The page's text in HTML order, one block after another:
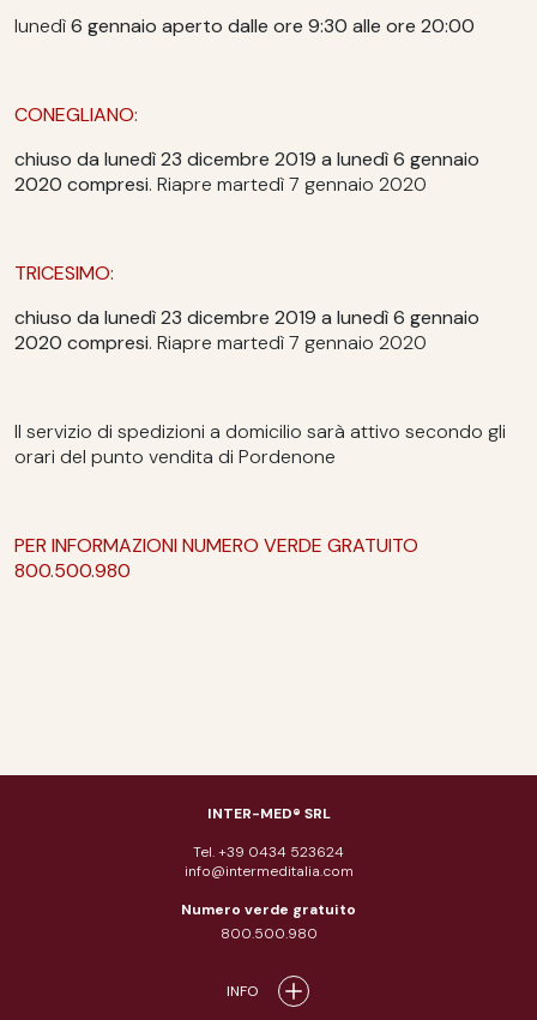
lunedì6 gennaio aperto dalle ore 9:30 alle ore 20:00
CONEGLIANO:
chiuso da lunedì 23 dicembre 2019 a lunedì 6 gennaio
2020 compresi. Riapre martedì 7 gennaio 2020
TRICESIMO:
chiuso da lunedì 23 dicembre 2019 a lunedì 6 gennaio
2020 compresi. Riapre martedì 7 gennaio 2020
Il servizio di spedizioni a domicilio sarà attivo secondo gli
orari del punto vendita di Pordenone
PER INFORMAZIONI NUMERO VERDE GRATUITO
800.500.980
INTER-MED® SRL
Tel. +39 0434 523624
info@intermeditalia.com
Numero verde gratuito
800.500.980
INFO